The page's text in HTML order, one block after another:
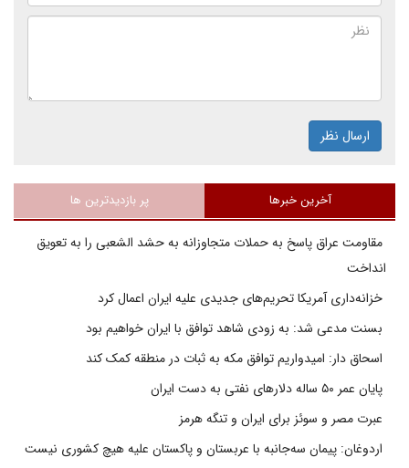
ارسال نظر
آخرین خبرها پر بازدیدترین ها
مقاومت عراق پاسخ به حملات متجاوزانه به حشد الشعبی را به تعویق
انداخت
خزانه‌داری آمریکا تحریم‌های جدیدی علیه ایران اعمال کرد
بسنت مدعی شد: به زودی شاهد توافق با ایران خواهیم بود
اسحاق دار: امیدواریم توافق مکه به ثبات در منطقه کمک کند
پایان عمر ۵۰ ساله دلارهای نفتی به دست ایران
عبرت مصر و سوئز برای ایران و تنگه هرمز
اردوغان: پیمان سه‌جانبه با عربستان و پاکستان علیه هیچ کشوری نیست